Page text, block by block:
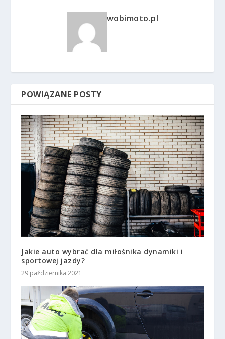
wobimoto.pl
POWIĄZANE POSTY
Jakie auto wybrać dla miłośnika dynamiki i
sportowej jazdy?
29 października 2021